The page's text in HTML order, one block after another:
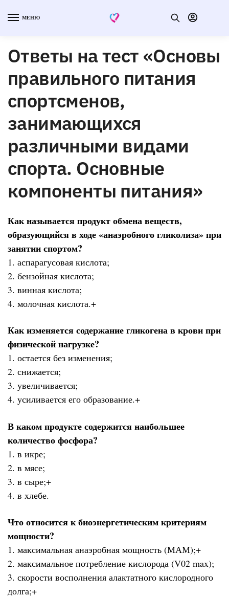
МЕНЮ
Ответы на тест «Основы
правильного питания
спортсменов,
занимающихся
различными видами
спорта. Основные
компоненты питания»
Как называется продукт обмена веществ,
образующийся в ходе «анаэробного гликолиза» при
занятии спортом?
1. аспарагусовая кислота;
2. бензойная кислота;
3. винная кислота;
4. молочная кислота.+
Как изменяется содержание гликогена в крови при
физической нагрузке?
1. остается без изменения;
2. снижается;
3. увеличивается;
4. усиливается его образование.+
В каком продукте содержится наибольшее
количество фосфора?
1. в икре;
2. в мясе;
3. в сыре;+
4. в хлебе.
Что относится к биоэнергетическим критериям
мощности?
1. максимальная анаэробная мощность (МАМ);+
2. максимальное потребление кислорода (V02 max);
3. скорости восполнения алактатного кислородного
долга;+